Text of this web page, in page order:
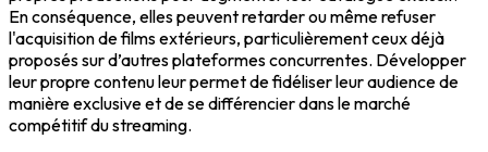
En conséquence, elles peuvent retarder ou même refuser
l'acquisition de films extérieurs, particulièrement ceux déjà
proposés sur d’autres plateformes concurrentes. Développer
leur propre contenu leur permet de fidéliser leur audience de
manière exclusive et de se différencier dans le marché
compétitif du streaming.